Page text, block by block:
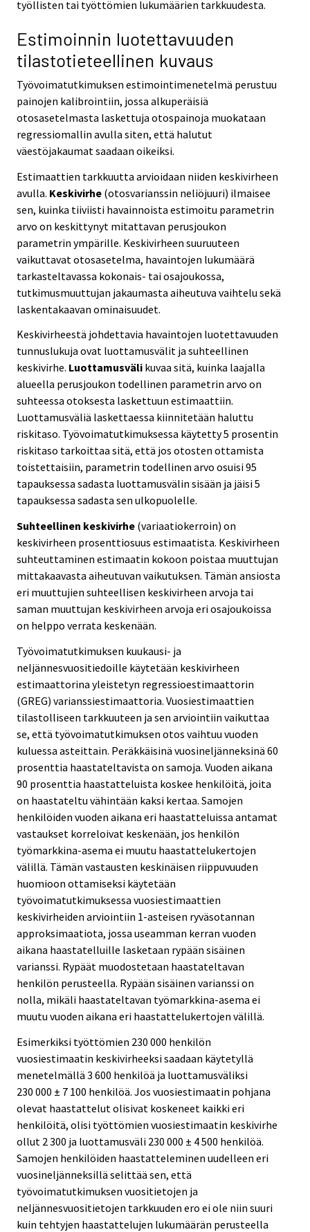
työllisten tai työttömien lukumäärien tarkkuudesta.
Estimoinnin luotettavuuden
tilastotieteellinen kuvaus
Työvoimatutkimuksen estimointimenetelmä perustuu
painojen kalibrointiin, jossa alkuperäisiä
otosasetelmasta laskettuja otospainoja muokataan
regressiomallin avulla siten, että halutut
väestöjakaumat saadaan oikeiksi.
Estimaattien tarkkuutta arvioidaan niiden keskivirheen
avulla. Keskivirhe (otosvarianssin neliöjuuri) ilmaisee
sen, kuinka tiiviisti havainnoista estimoitu parametrin
arvo on keskittynyt mitattavan perusjoukon
parametrin ympärille. Keskivirheen suuruuteen
vaikuttavat otosasetelma, havaintojen lukumäärä
tarkasteltavassa kokonais- tai osajoukossa,
tutkimusmuuttujan jakaumasta aiheutuva vaihtelu sekä
laskentakaavan ominaisuudet.
Keskivirheestä johdettavia havaintojen luotettavuuden
tunnuslukuja ovat luottamusvälit ja suhteellinen
keskivirhe. Luottamusväli kuvaa sitä, kuinka laajalla
alueella perusjoukon todellinen parametrin arvo on
suhteessa otoksesta laskettuun estimaattiin.
Luottamusväliä laskettaessa kiinnitetään haluttu
riskitaso. Työvoimatutkimuksessa käytetty 5 prosentin
riskitaso tarkoittaa sitä, että jos otosten ottamista
toistettaisiin, parametrin todellinen arvo osuisi 95
tapauksessa sadasta luottamusvälin sisään ja jäisi 5
tapauksessa sadasta sen ulkopuolelle.
Suhteellinen keskivirhe (variaatiokerroin) on
keskivirheen prosenttiosuus estimaatista. Keskivirheen
suhteuttaminen estimaatin kokoon poistaa muuttujan
mittakaavasta aiheutuvan vaikutuksen. Tämän ansiosta
eri muuttujien suhteellisen keskivirheen arvoja tai
saman muuttujan keskivirheen arvoja eri osajoukoissa
on helppo verrata keskenään.
Työvoimatutkimuksen kuukausi- ja
neljännesvuositiedoille käytetään keskivirheen
estimaattorina yleistetyn regressioestimaattorin
(GREG) varianssiestimaattoria. Vuosiestimaattien
tilastolliseen tarkkuuteen ja sen arviointiin vaikuttaa
se, että työvoimatutkimuksen otos vaihtuu vuoden
kuluessa asteittain. Peräkkäisinä vuosineljänneksinä 60
prosenttia haastateltavista on samoja. Vuoden aikana
90 prosenttia haastatteluista koskee henkilöitä, joita
on haastateltu vähintään kaksi kertaa. Samojen
henkilöiden vuoden aikana eri haastatteluissa antamat
vastaukset korreloivat keskenään, jos henkilön
työmarkkina-asema ei muutu haastattelukertojen
välillä. Tämän vastausten keskinäisen riippuvuuden
huomioon ottamiseksi käytetään
työvoimatutkimuksessa vuosiestimaattien
keskivirheiden arviointiin 1-asteisen ryväsotannan
approksimaatiota, jossa useamman kerran vuoden
aikana haastatelluille lasketaan rypään sisäinen
varianssi. Rypäät muodostetaan haastateltavan
henkilön perusteella. Rypään sisäinen varianssi on
nolla, mikäli haastateltavan työmarkkina-asema ei
muutu vuoden aikana eri haastattelukertojen välillä.
Esimerkiksi työttömien 230 000 henkilön
vuosiestimaatin keskivirheeksi saadaan käytetyllä
menetelmällä 3 600 henkilöä ja luottamusväliksi
230 000 ± 7 100 henkilöä. Jos vuosiestimaatin pohjana
olevat haastattelut olisivat koskeneet kaikki eri
henkilöitä, olisi työttömien vuosiestimaatin keskivirhe
ollut 2 300 ja luottamusväli 230 000 ± 4 500 henkilöä.
Samojen henkilöiden haastatteleminen uudelleen eri
vuosineljänneksillä selittää sen, että
työvoimatutkimuksen vuositietojen ja
neljännesvuositietojen tarkkuuden ero ei ole niin suuri
kuin tehtyjen haastattelujen lukumäärän perusteella